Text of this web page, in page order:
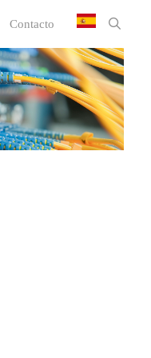
Contacto